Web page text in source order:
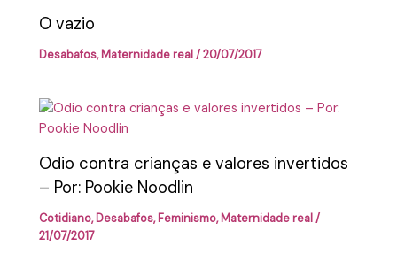
O vazio
Desabafos,Maternidade real/20/07/2017
Odio contra crianças e valores invertidos
– Por: Pookie Noodlin
Cotidiano,Desabafos,Feminismo,Maternidade real/
21/07/2017